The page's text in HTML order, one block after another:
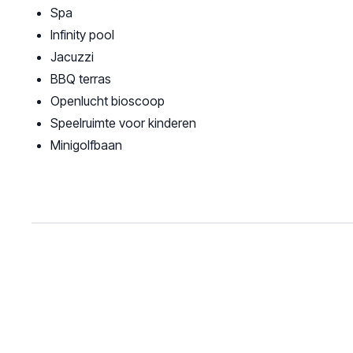
Spa
Infinity pool
Jacuzzi
BBQ terras
Openlucht bioscoop
Speelruimte voor kinderen
Minigolfbaan